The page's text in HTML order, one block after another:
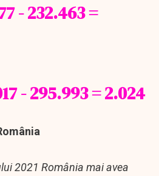
- 232.463 =
- 295.993 = 2.024
2021 România mai avea